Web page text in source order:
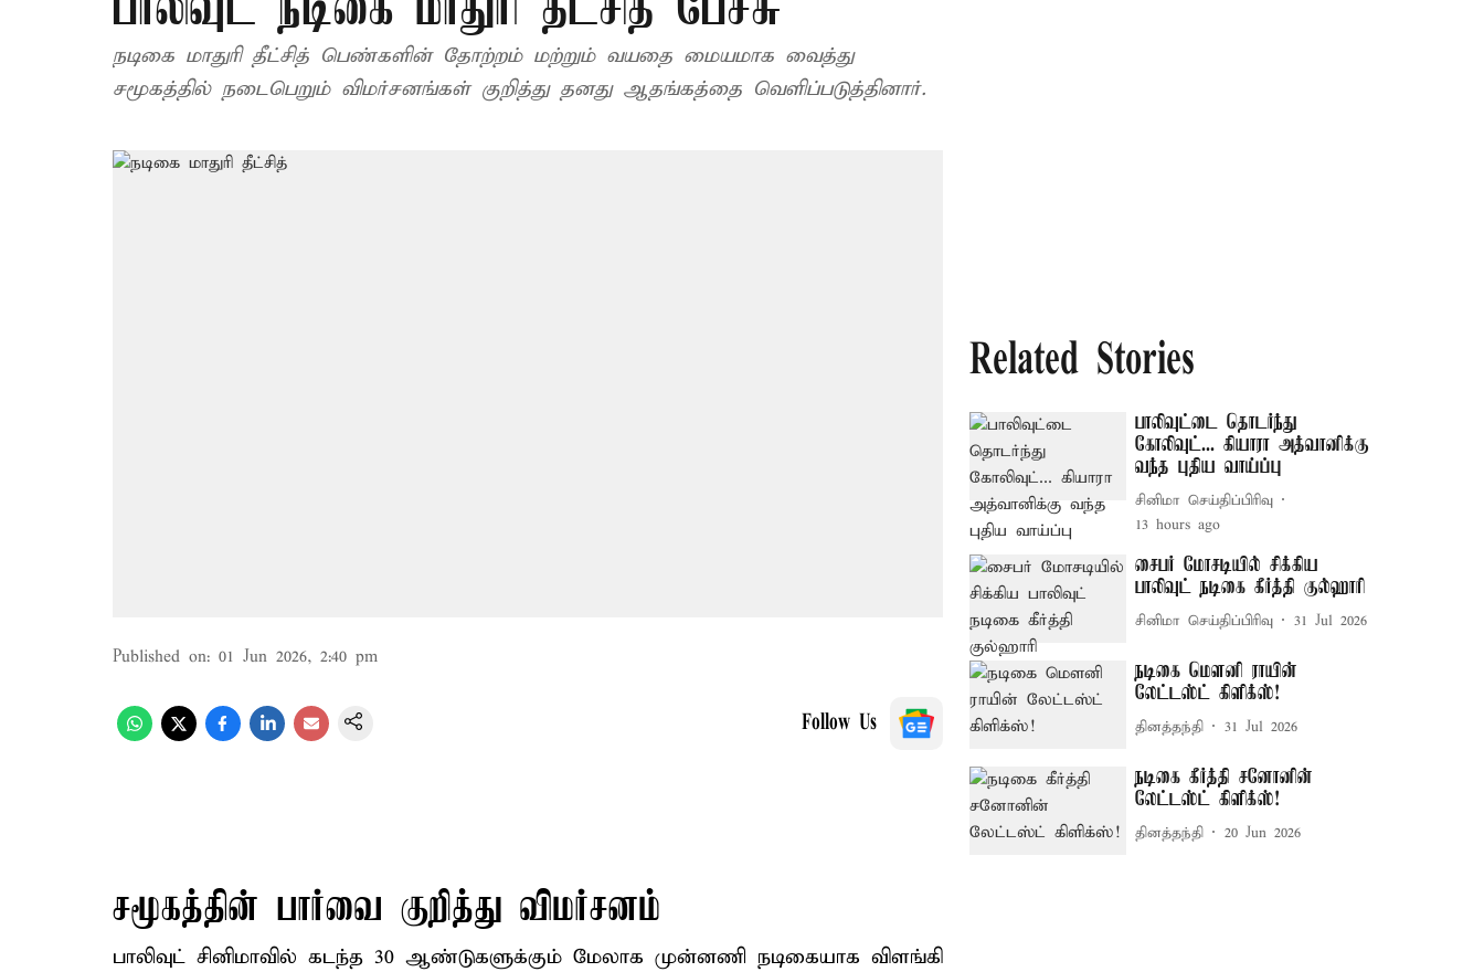
நடிகை மாதுரி தீட்சித் பெண்களின் தோற்றம் மற்றும் வயதை மையமாக வைத்து
சமூகத்தில் நடைபெறும் விமர்சனங்கள் குறித்து தனது ஆதங்கத்தை வெளிப்படுத்தினார்.
Published on: 01 Jun 2026, 2:40 pm
Follow Us
சமூகத்தின் பார்வை குறித்து விமர்சனம்
பாலிவுட் சினிமாவில் கடந்த 30 ஆண்டுகளுக்கும் மேலாக முன்னணி நடிகையாக விளங்கி
Related Stories
பாலிவுட்டை தொடர்ந்து
கோலிவுட்... கியாரா அத்வானிக்கு
வந்த புதிய வாய்ப்பு
சினிமா செய்திப்பிரிவு
13 hours ago
சைபர் மோசடியில் சிக்கிய
பாலிவுட் நடிகை கீர்த்தி குல்ஹாரி
சினிமா செய்திப்பிரிவு 31 Jul 2026
நடிகை மௌனி ராயின்
லேட்டஸ்ட் கிளிக்ஸ்!
தினத்தந்தி 31 Jul 2026
நடிகை கீர்த்தி சனோனின்
லேட்டஸ்ட் கிளிக்ஸ்!
தினத்தந்தி 20 Jun 2026